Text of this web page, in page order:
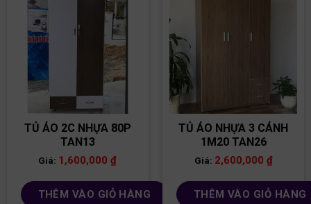
TỦ ÁO 2C NHỰA 80P
TAN13
Giá: 1,600,000₫
THÊM VÀO GIỎ HÀNG
TỦ ÁO NHỰA 3 CÁNH
1M20 TAN26
Giá: 2,600,000 ₫
THÊM VÀO GIỎ HÀNG